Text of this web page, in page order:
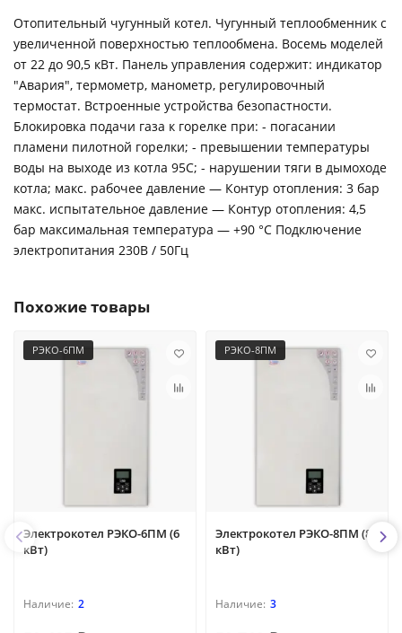
Отопительный чугунный котел. Чугунный теплообменник с
увеличенной поверхностью теплообмена. Восемь моделей
от 22 до 90,5 кВт. Панель управления содержит: индикатор
"Авария", термометр, манометр, регулировочный
термостат. Встроенные устройства безопастности.
Блокировка подачи газа к горелке при: - погасании
пламени пилотной горелки; - превышении температуры
воды на выходе из котла 95С; - нарушении тяги в дымоходе
котла; макс. рабочее давление — Контур отопления: 3 бар
макс. испытательное давление — Контур отопления: 4,5
бар максимальная температура — +90 °C Подключение
электропитания 230В / 50Гц
Похожие товары
РЭКО-6ПМ
Электрокотел РЭКО-6ПМ (6
кВт)
2
РЭКО-8ПМ
Электрокотел РЭКО-8ПМ (8
кВт)
3